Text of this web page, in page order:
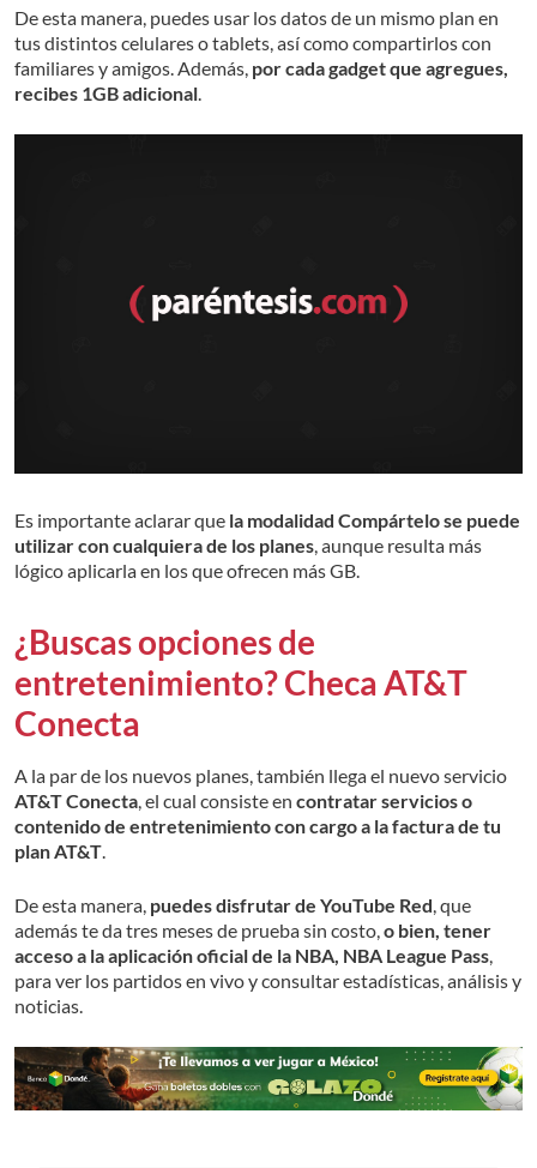
De esta manera, puedes usar los datos de un mismo plan en
tus distintos celulares o tablets, así como compartirlos con
familiares y amigos. Además, por cada gadget que agregues,
recibes 1GB adicional.
Es importante aclarar que la modalidad Compártelo se puede
utilizar con cualquiera de los planes, aunque resulta más
lógico aplicarla en los que ofrecen más GB.
¿Buscas opciones de
entretenimiento? Checa AT&T
Conecta
A la par de los nuevos planes, también llega el nuevo servicio
AT&T Conecta, el cual consiste en contratar servicios o
contenido de entretenimiento con cargo a la factura de tu
plan AT&T.
De esta manera, puedes disfrutar de YouTube Red, que
además te da tres meses de prueba sin costo,o bien, tener
acceso a la aplicación oficial de la NBA, NBA League Pass,
para ver los partidos en vivo y consultar estadísticas, análisis y
noticias.